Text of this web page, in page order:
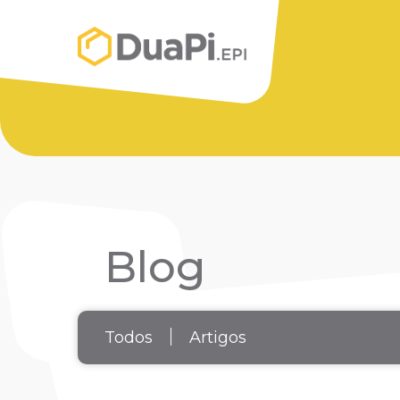
Blog
Todos Artigos